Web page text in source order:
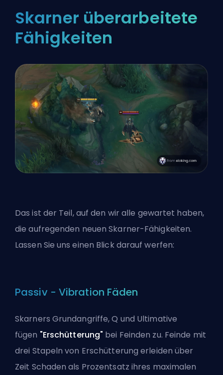
Skarner überarbeitete
Fähigkeiten
Das ist der Teil, auf den wir alle gewartet haben,
die aufregenden neuen Skarner-Fähigkeiten.
Lassen Sie uns einen Blick darauf werfen:
Passiv - Vibration Fäden
Skarners Grundangriffe, Q und Ultimative
fügen "Erschütterung" bei Feinden zu. Feinde mit
drei Stapeln von Erschütterung erleiden über
Zeit Schaden als Prozentsatz ihres maximalen